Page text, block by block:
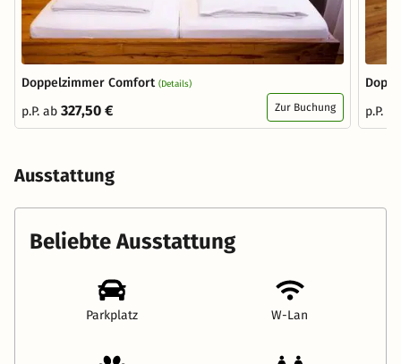
Doppelzimmer Comfort (Details)
p.P. ab 327,50 € Zur Buchung
p.P.
Ausstattung
Beliebte Ausstattung
Parkplatz W-Lan